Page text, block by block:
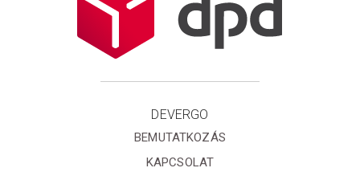
DEVERGO
BEMUTATKOZÁS
KAPCSOLAT